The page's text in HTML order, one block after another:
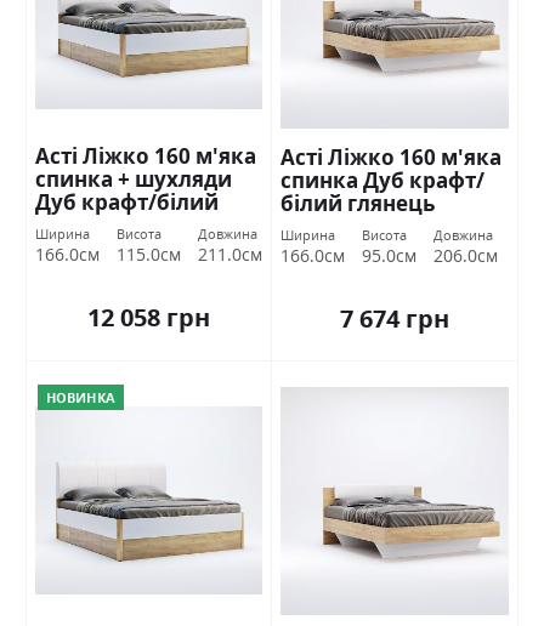
Асті Ліжко 160 м'яка
спинка + шухляди
Дуб крафт/білий
глянець Міромарк
Ширина
166.0см
Висота
115.0см
Довжина
211.0см
12 058 грн
Асті Ліжко 160 м'яка
спинка Дуб крафт/
білий глянець
Міромарк
Ширина
166.0см
Висота
95.0см
Довжина
206.0см
7 674 грн
НОВИНКА